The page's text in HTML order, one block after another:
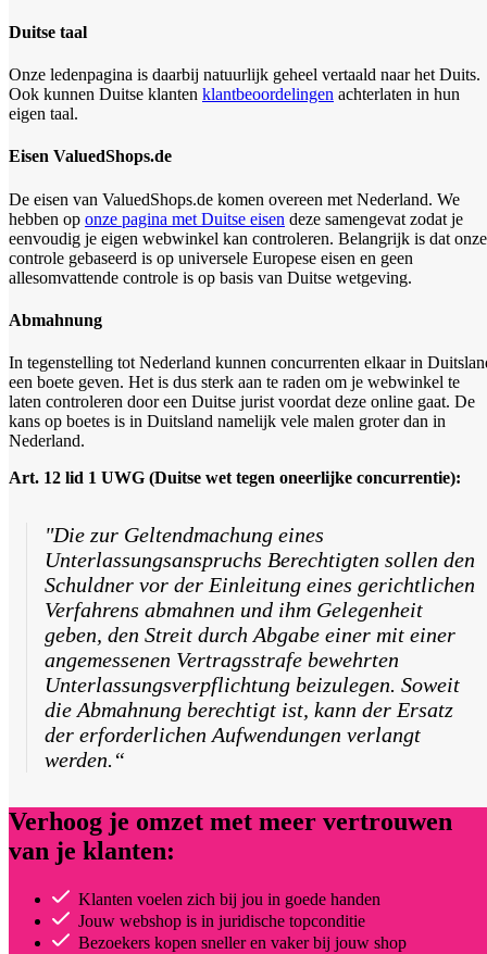
Duitse taal
Onze ledenpagina is daarbij natuurlijk geheel vertaald naar het Duits.
Ook kunnen Duitse klanten klantbeoordelingen achterlaten in hun
eigen taal.
Eisen ValuedShops.de
De eisen van ValuedShops.de komen overeen met Nederland. We
hebben op onze pagina met Duitse eisen deze samengevat zodat je
eenvoudig je eigen webwinkel kan controleren. Belangrijk is dat onze
controle gebaseerd is op universele Europese eisen en geen
allesomvattende controle is op basis van Duitse wetgeving.
Abmahnung
In tegenstelling tot Nederland kunnen concurrenten elkaar in
een boete geven. Het is dus sterk aan te raden om je webwinkel te
laten controleren door een Duitse jurist voordat deze online gaat. De
kans op boetes is in Duitsland namelijk vele malen groter dan in
Nederland.
Art. 12 lid 1 UWG (Duitse wet tegen oneerlijke concurrentie):
"Die zur Geltendmachung eines
Unterlassungsanspruchs Berechtigten sollen den
Schuldner vor der Einleitung eines gerichtlichen
Verfahrens abmahnen und ihm Gelegenheit
geben, den Streit durch Abgabe einer mit einer
angemessenen Vertragsstrafe bewehrten
Unterlassungsverpflichtung beizulegen. Soweit
die Abmahnung berechtigt ist, kann der Ersatz
der erforderlichen Aufwendungen verlangt
werden.“
Verhoog je omzet met meer vertrouwen
van je klanten:
Klanten voelen zich bij jou in goede handen
Jouw webshop is in juridische topconditie
Bezoekers kopen sneller en vaker bij jouw shop